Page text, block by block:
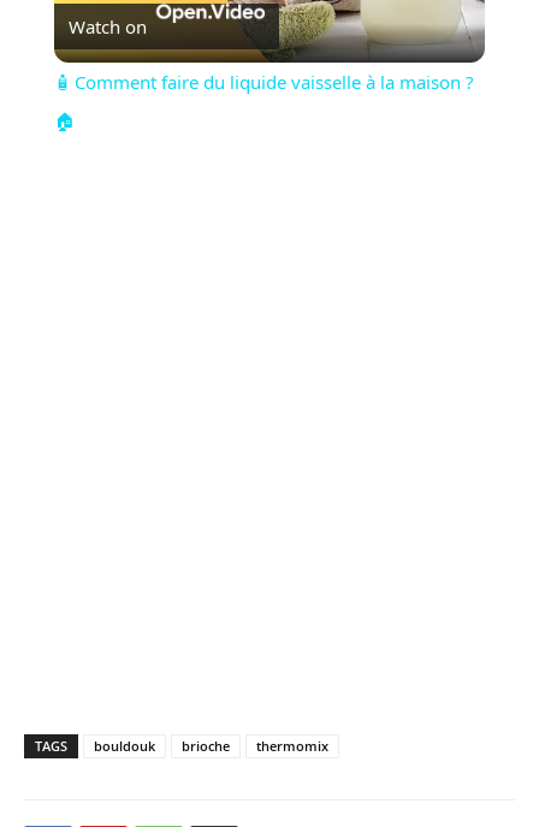
Video
Watch on
🧴 Comment faire du liquide vaisselle à la maison ?
🏠
TAGS bouldouk brioche thermomix